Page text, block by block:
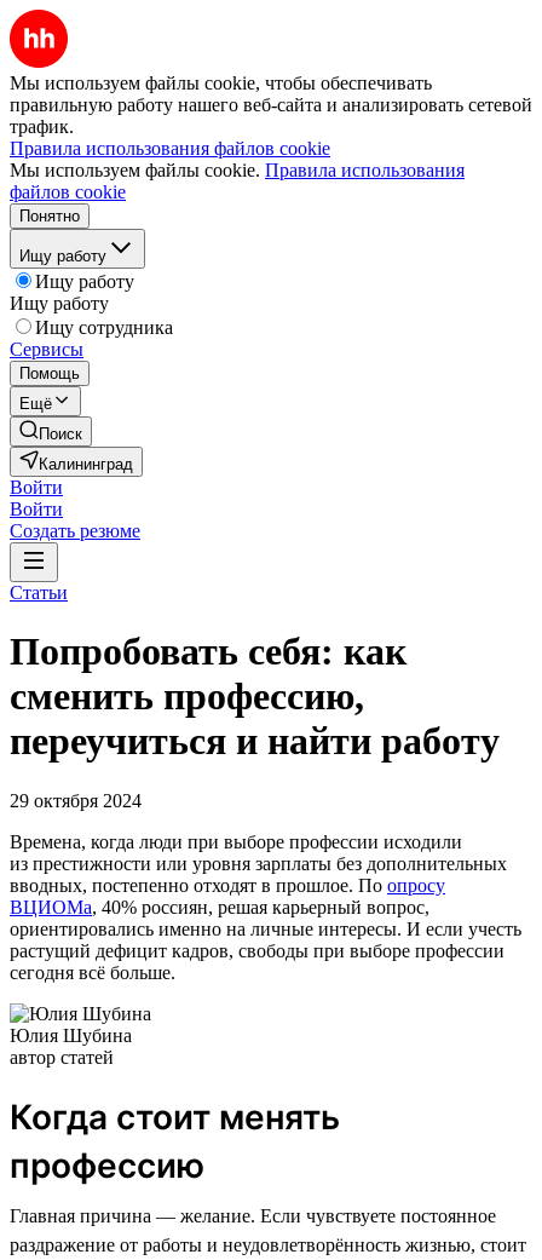
Мы используем файлы cookie, чтобы обеспечивать
правильную работу нашего веб-сайта и анализировать сетевой
трафик.
Правила использования файлов cookie
Мы используем файлы cookie. Правила использования
файлов cookie
Понятно
Ищу работу
Ищу работу
Ищу работу
Ищу сотрудника
Сервисы
Помощь
Ещё
Поиск
Калининград
Войти
Войти
Создать резюме
Статьи
Попробовать себя: как
сменить профессию,
переучиться и найти работу
29 октября 2024
Времена, когда люди при выборе профессии исходили
из престижности или уровня зарплаты без дополнительных
вводных, постепенно отходят в прошлое. По опросу
ВЦИОМа, 40% россиян, решая карьерный вопрос,
ориентировались именно на личные интересы. И если учесть
растущий дефицит кадров, свободы при выборе профессии
сегодня всё больше.
Юлия Шубина
автор статей
Когда стоит менять
профессию
Главная причина — желание. Если чувствуете постоянное
раздражение от работы и неудовлетворённость жизнью, стоит